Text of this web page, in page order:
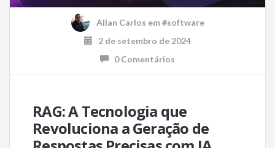
Allan Carlos em #software
2 de setembro de 2024
0 Comentários
RAG: A Tecnologia que
Revoluciona a Geração de